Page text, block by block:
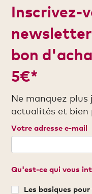
Inscrivez-
bon
5€*
Ne manquez
actualités et bien
Votre adresse e-mail
Qu'est-ce qui vous
Les basiques